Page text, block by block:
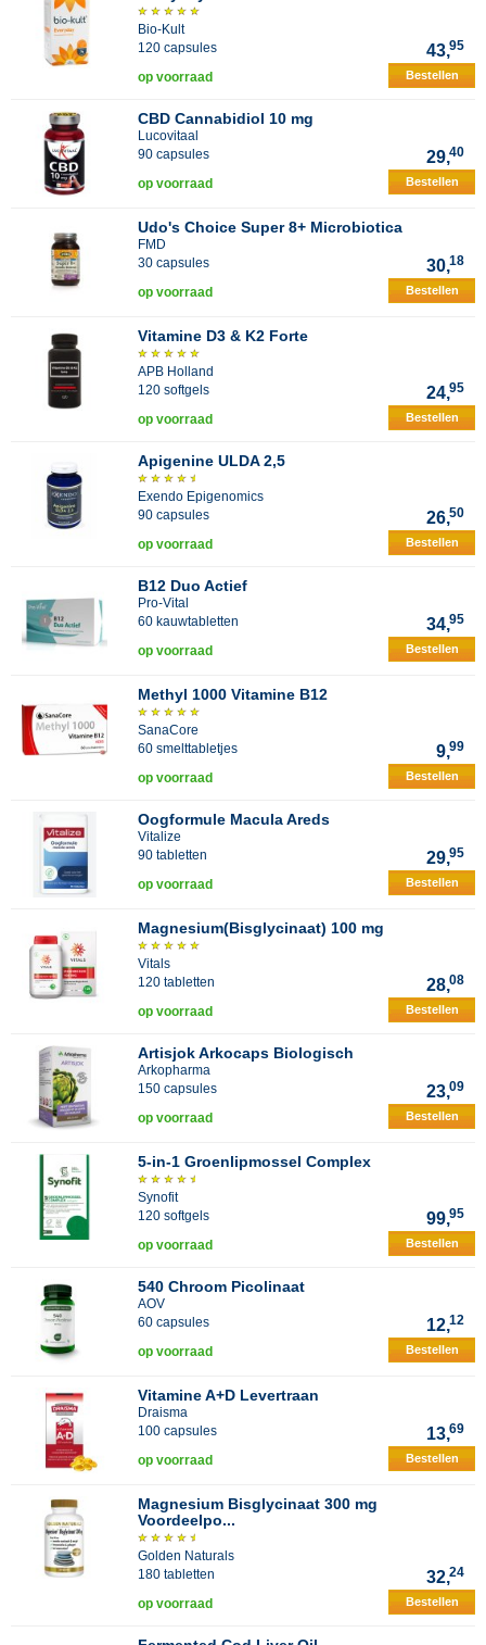
Bio-Kult
120 capsules
43,95
op voorraad Bestellen
CBD Cannabidiol 10 mg
Lucovitaal
90 capsules
29,40
op voorraad Bestellen
Udo's Choice Super 8+ Microbiotica
FMD
30 capsules
30,18
op voorraad Bestellen
Vitamine D3 & K2 Forte
APB Holland
120 softgels
24,95
op voorraad Bestellen
Apigenine ULDA 2,5
Exendo Epigenomics
90 capsules
26,50
op voorraad Bestellen
B12 Duo Actief
Pro-Vital
60 kauwtabletten
34,95
op voorraad Bestellen
Methyl 1000 Vitamine B12
SanaCore
60 smelttabletjes
9,99
op voorraad Bestellen
Oogformule Macula Areds
Vitalize
90 tabletten
29,95
op voorraad Bestellen
Magnesium(Bisglycinaat) 100 mg
Vitals
120 tabletten
28,08
op voorraad Bestellen
Artisjok Arkocaps Biologisch
Arkopharma
150 capsules
23,09
op voorraad Bestellen
5-in-1 Groenlipmossel Complex
Synofit
120 softgels
99,95
op voorraad Bestellen
540 Chroom Picolinaat
AOV
60 capsules
12,12
op voorraad Bestellen
Vitamine A+D Levertraan
Draisma
100 capsules
13,69
op voorraad Bestellen
Magnesium Bisglycinaat 300 mg
Voordeelpo...
Golden Naturals
180 tabletten
32,24
op voorraad Bestellen